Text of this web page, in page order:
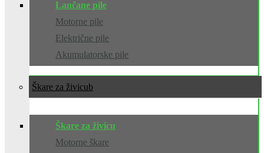
Lančane pile
Motorne pile
Električne pile
Akumulatorske pile
Škare za živicu
Škare za živicu
Motorne škare